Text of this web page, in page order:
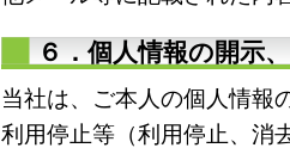
６．個人情報の開示
当社は、ご本人の個人情報
利用停止等（利用停止、消